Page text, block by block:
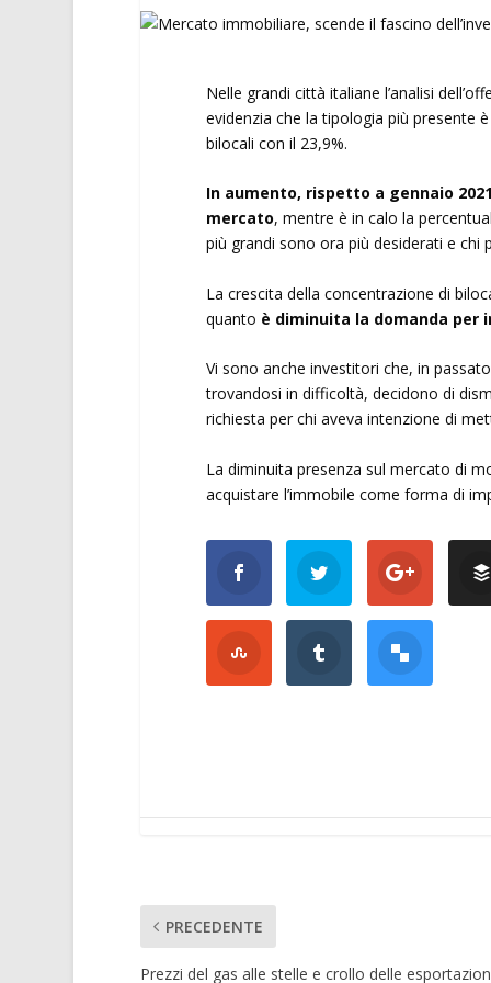
Nelle grandi città italiane l’analisi
evidenzia che la tipologia più presente
bilocali con il 23,9%.
In aumento, rispetto a gennaio
mercato, mentre è in calo la
più grandi sono ora più desiderati e chi
La crescita della concentrazione di
quanto è diminuita la domanda per
Vi sono anche investitori che, in
trovandosi in difficoltà, decidono di
richiesta per chi aveva intenzione di
La diminuita presenza sul mercato di
acquistare l’immobile come forma di
PRECEDENTE
Prezzi del gas alle stelle e crollo delle